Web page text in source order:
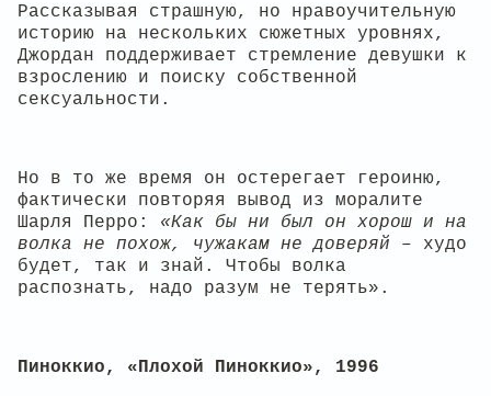
Рассказывая страшную, но нравоучительную
историю на нескольких сюжетных уровнях,
Джордан поддерживает стремление девушки к
взрослению и поиску собственной
сексуальности.
Но в то же время он остерегает героиню,
фактически повторяя вывод из моралите
Шарля Перро:
«Как бы ни был он хорош и на
волка не похож, чужакам не доверяй – худо
будет, так и знай. Чтобы волка
распознать, надо разум не терять».
Пиноккио, «Плохой Пиноккио», 1996